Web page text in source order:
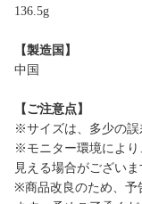
136.5g
【製造国】
中国
【ご注意点】
※サイズは、多少の誤
※モニター環境により
見える場合がございま
※商品改良のため、予